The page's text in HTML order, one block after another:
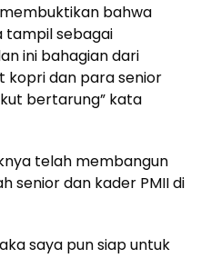
bahwa
tampil sebagai
ini bahagian dari
kopri dan para senior
bertarung” kata
telah membangun
senior dan kader PMII di
saya pun siap untuk